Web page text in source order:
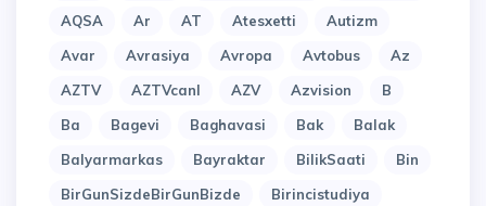
AQSA
Ar AT Atesxetti
Autizm
Avar
Avrasiya Avropa Avtobus
Az
AZTV
AZTVcanl AZV Azvision
B
Ba
Bagevi Baghavasi Bak
Balak
Balyarmarkas
Bayraktar BilikSaati
Bin
BirGunSizdeBirGunBizde
Birincistudiya